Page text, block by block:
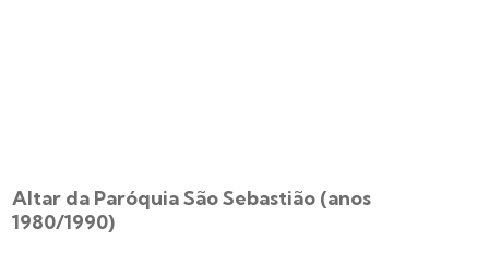
Altar da Paróquia São Sebastião (anos
1980/1990)